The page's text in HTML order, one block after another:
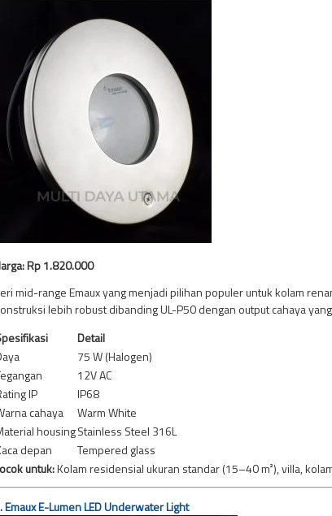
Rp 1.820.000
mid-range Emaux yang menjadi pilihan populer untuk kolam
lebih robust dibanding UL-P50 dengan output cahaya
Detail
75 W (Halogen)
12V AC
IP
IP68
cahaya
Warm White
housingStainless Steel 316L
depan
Tempered glass
untuk:Kolam residensial ukuran standar (15–40 m²), villa,
Emaux E-Lumen LED Underwater Light